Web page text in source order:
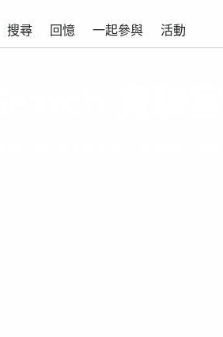
搜尋 回憶 一起參與 活動